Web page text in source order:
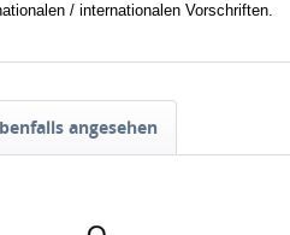
/ internationalen Vorschriften.
angesehen